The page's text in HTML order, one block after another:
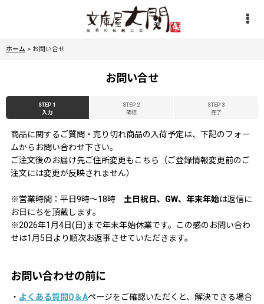
ホーム > お問い合せ
お問い合せ
STEP 1
入力
STEP 2
確認
STEP 3
完了
商品に関するご質問・売り切れ商品の入荷予定は、下記のフォー
ムからお問い合わせ下さい。
ご注文後のお届け先ご住所変更もこちら（ご登録情報変更前のご
注文には変更が反映されません）
※営業時間：平日9時〜18時 土日祝日、GW、年末年始は返信に
お日にちを頂戴します。
※2026年1月4日(日)まで年末年始休業です。この感のお問い合わ
せは1月5日より順次お返事させていただきます。
お問い合わせの前に
・ よくある質問Q＆Aページをご確認いただくと、解決できる場合